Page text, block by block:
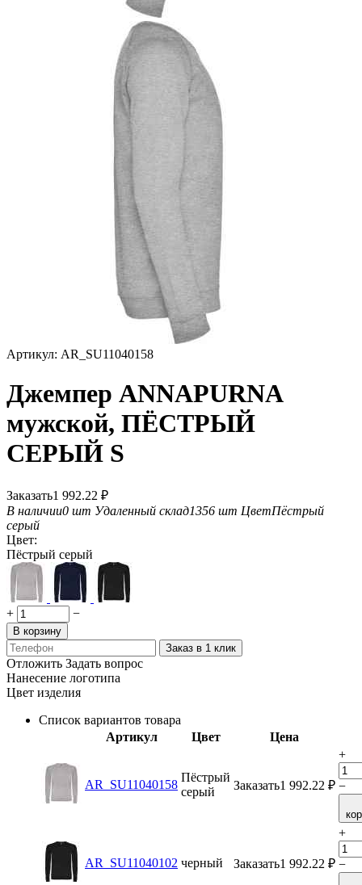
Артикул: AR_SU11040158
Джемпер ANNAPURNA
мужской, ПЁСТРЫЙ
СЕРЫЙ S
Заказать1 992.22 ₽
В наличии0 шт Удаленный склад1356 шт ЦветПёстрый
серый
Цвет:
Пёстрый серый
+ −
В корзину
Заказ в 1 клик
Отложить Задать вопрос
Нанесение логотипа
Цвет изделия
Список вариантов товара
Артикул
Цвет Цена
AR_SU11040158
Пёстрый
серый
Заказать1 992.22 ₽
+
−
AR_SU11040102 черный Заказать1 992.22 ₽
+
−